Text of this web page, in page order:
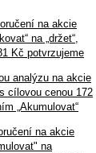
na akcie
na „držet“,
Kč potvrzujeme
analýzu na akcie
cílovou cenou 172
„Akumulovat“
na akcie
na